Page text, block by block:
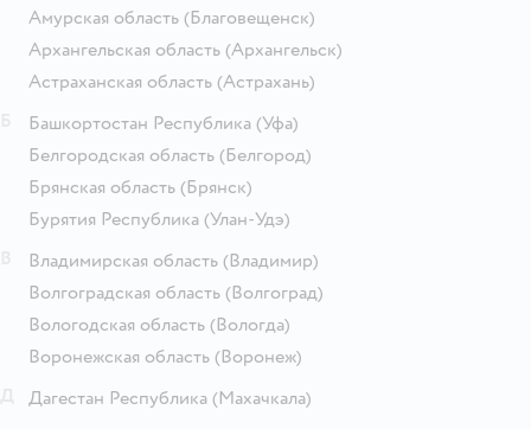
Амурская область (Благовещенск)
Архангельская область (Архангельск)
Астраханская область (Астрахань)
Башкортостан Республика (Уфа)
Белгородская область (Белгород)
Брянская область (Брянск)
Бурятия Республика (Улан-Удэ)
Владимирская область (Владимир)
Волгоградская область (Волгоград)
Вологодская область (Вологда)
Воронежская область (Воронеж)
Дагестан Республика (Махачкала)